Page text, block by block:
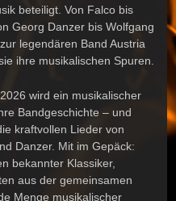
beteiligt. Von Falco bis
Georg Danzer bis Wolfgang
legendären Band Austria
ihre musikalischen Spuren.
wird ein musikalischer
Bandgeschichte – und
kraftvollen Lieder von
Danzer. Mit im Gepäck:
bekannter Klassiker,
aus der gemeinsamen
Menge musikalischer